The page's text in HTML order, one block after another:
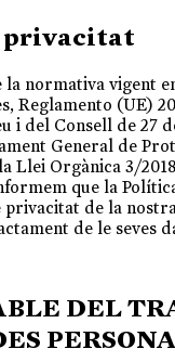
privacitat
la normativa vigent
Reglamento (UE)
i del Consell de 27
General de
Llei Orgànica 3/
que la
privacitat de la
de le seves
DEL